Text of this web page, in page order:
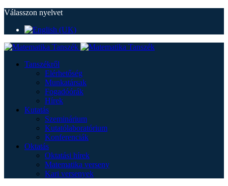
Válasszon nyelvet
Tanszékről
Elérhetőség
Munkatársak
Fogadóórák
Hírek
Kutatás
Szeminárium
Kutatólaboratórium
Konferenciák
Oktatás
Oktatási hírek
Matematika verseny
Kari versenyek